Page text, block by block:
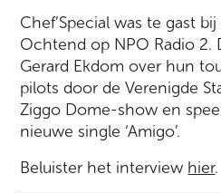
Chef’Special was te gast
Ochtend op NPO Radio 2.
Gerard Ekdom over hun
pilots door de Verenigde
Ziggo Dome-show en
nieuwe single ‘Amigo’.
Beluister het interview hier.